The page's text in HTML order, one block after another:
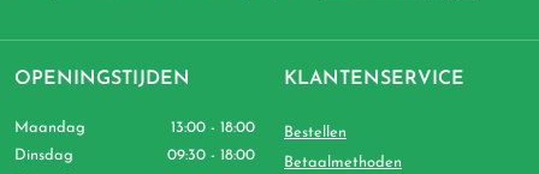
OPENINGSTIJDEN
Maandag
13:00 - 18:00
Dinsdag
09:30 - 18:00
KLANTENSERVICE
Bestellen
Betaalmethoden